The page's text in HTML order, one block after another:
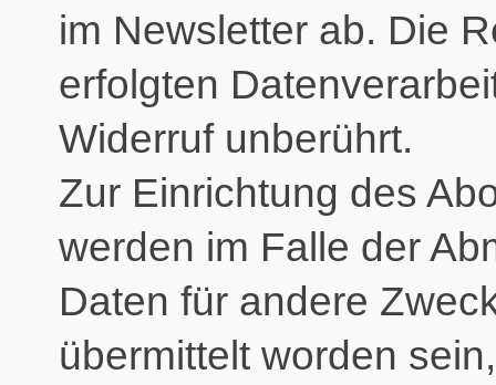
im Newsletter ab. Die
erfolgten
Widerruf unberührt.
Zur Einrichtung des
werden im Falle der
Daten für andere
übermittelt worden